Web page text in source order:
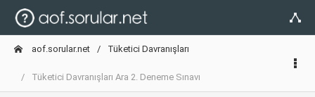
aof.sorular.net Tüketici Davranışları
Tüketici Davranışları Ara 2. Deneme Sınavı